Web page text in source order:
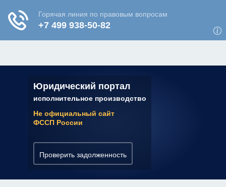
Юридический портал
исполнительное производство
Не официальный сайт
ФССП России
Проверить задолженность
✆ 7 (800) 350-22-64